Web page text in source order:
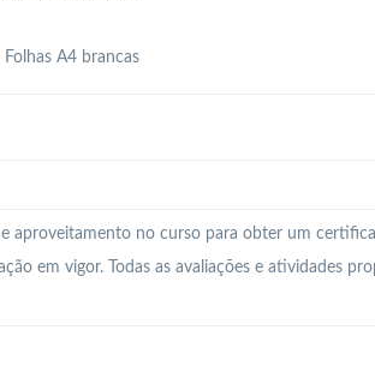
A4 brancas
aproveitamento no curso para obter um
em vigor. Todas as avaliações e atividades